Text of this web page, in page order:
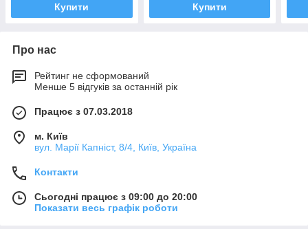
Купити Купити
Про нас
Рейтинг не сформований
Менше 5 відгуків за останній рік
Працює з 07.03.2018
м. Київ
вул. Марії Капніст, 8/4, Київ, Україна
Контакти
Сьогодні працює з 09:00 до 20:00
Показати весь графік роботи